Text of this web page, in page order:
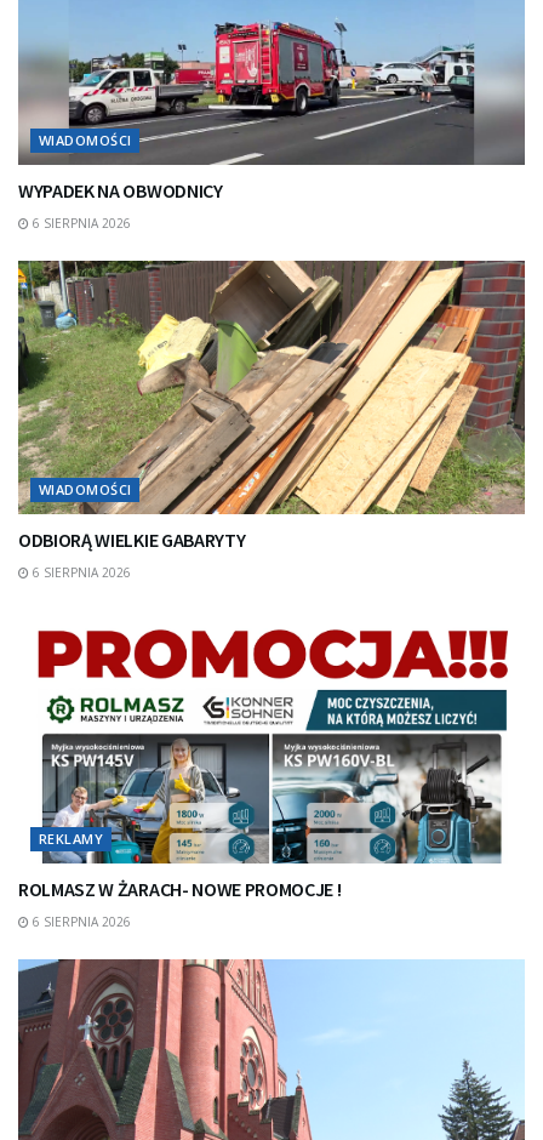
WIADOMOŚCI
WYPADEK NA OBWODNICY
6 SIERPNIA 2026
WIADOMOŚCI
ODBIORĄ WIELKIE GABARYTY
6 SIERPNIA 2026
REKLAMY
ROLMASZ W ŻARACH- NOWE PROMOCJE !
6 SIERPNIA 2026